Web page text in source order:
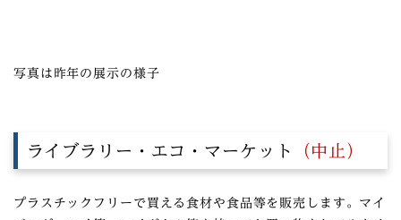
写真は昨年の展示の様子
ライブラリー・エコ・マーケット （中止）
プラスチックフリーで買える食材や食品等を販売します。マイ